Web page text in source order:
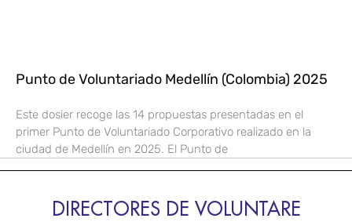
Punto de Voluntariado Medellín (Colombia) 2025
Este dosier recoge las 14 propuestas presentadas en el
primer Punto de Voluntariado Corporativo realizado en la
ciudad de Medellín en 2025. El Punto de
DIRECTORES DE VOLUNTARE